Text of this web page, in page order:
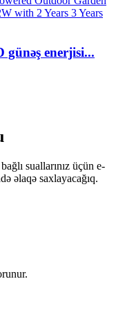
günəş enerjisi...
suallarınız üçün e-
əlaqə saxlayacağıq.